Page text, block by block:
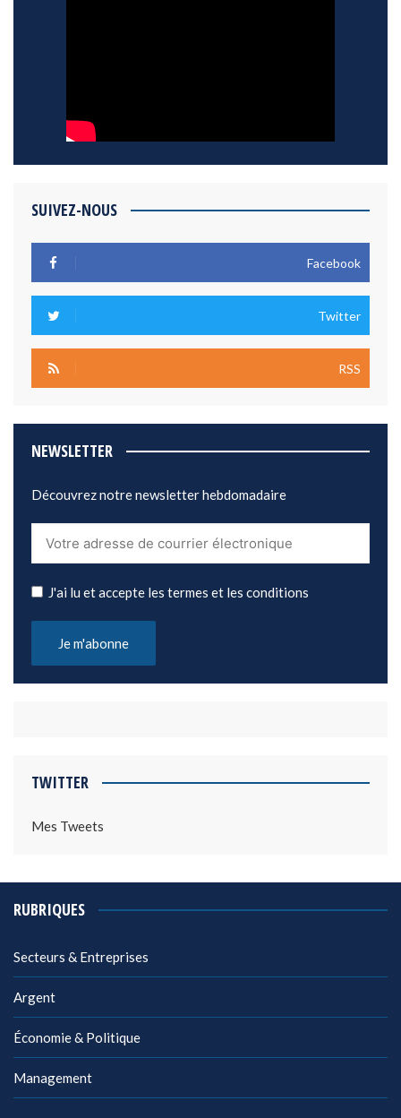
SUIVEZ-NOUS
Facebook
Twitter
RSS
NEWSLETTER
Découvrez notre newsletter hebdomadaire
J'ai lu et accepte les termes et les conditions
TWITTER
Mes Tweets
RUBRIQUES
Secteurs & Entreprises
Argent
Économie & Politique
Management